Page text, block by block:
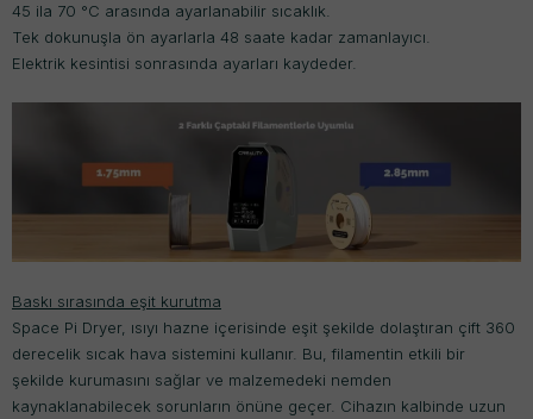
45 ila 70 °C arasında ayarlanabilir sıcaklık.
Tek dokunuşla ön ayarlarla 48 saate kadar zamanlayıcı.
Elektrik kesintisi sonrasında ayarları kaydeder.
Baskı sırasında eşit kurutma
Space Pi Dryer, ısıyı hazne içerisinde eşit şekilde dolaştıran çift 360
derecelik sıcak hava sistemini kullanır. Bu, filamentin etkili bir
şekilde kurumasını sağlar ve malzemedeki nemden
kaynaklanabilecek sorunların önüne geçer. Cihazın kalbinde uzun